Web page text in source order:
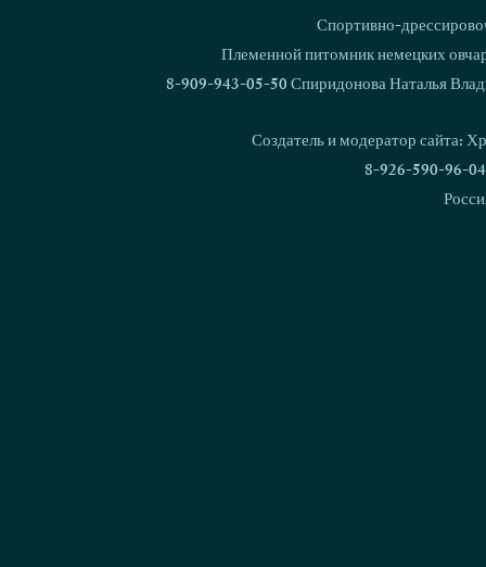
Спортивно-
Племенной питомник немецких
8-909-943-05-50 Спиридонова Наталья
Создатель и модератор сайта:
8-926-590-96-